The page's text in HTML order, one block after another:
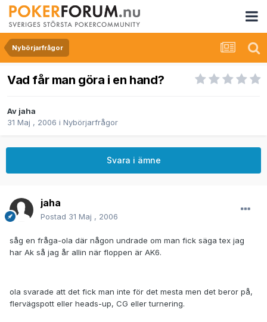
Nybörjarfrågor
Vad får man göra i en hand?
Av jaha
31 Maj , 2006 i Nybörjarfrågor
Svara i ämne
jaha
Postad 31 Maj , 2006
såg en fråga-ola där någon undrade om man fick säga tex jag
har Ak så jag år allin när floppen är AK6.
ola svarade att det fick man inte för det mesta men det beror på,
flervägspott eller heads-up, CG eller turnering.